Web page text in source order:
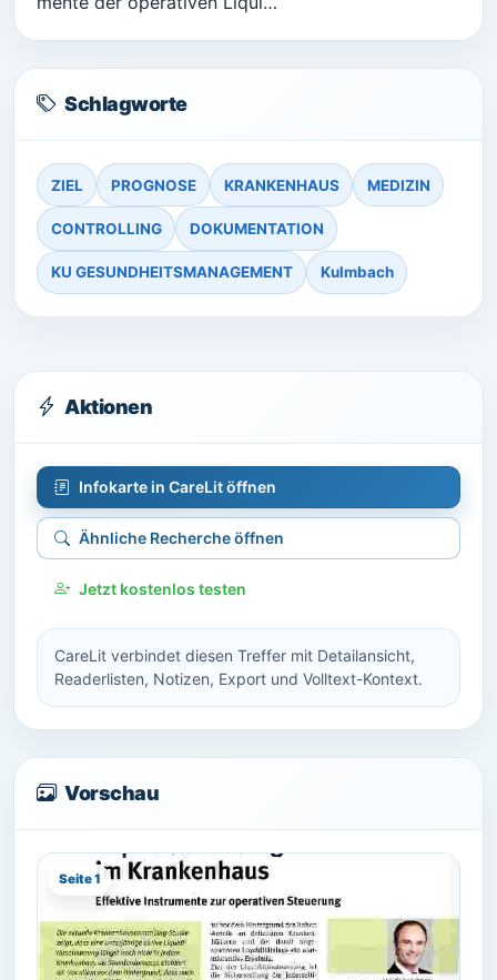
Schlagworte
ZIEL PROGNOSE KRANKENHAUS MEDIZIN
CONTROLLING DOKUMENTATION
KU GESUNDHEITSMANAGEMENT Kulmbach
Aktionen
Infokarte in CareLit öffnen
Ähnliche Recherche öffnen
Jetzt kostenlos testen
CareLit verbindet diesen Treffer mit Detailansicht,
Readerlisten, Notizen, Export und Volltext-Kontext.
Vorschau
Seite 1